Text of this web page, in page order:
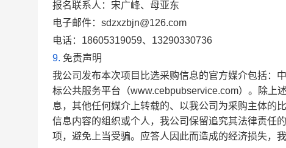
报名联系人：宋广峰、母亚东
电子邮件：sdzxzbjn@126.com
电话：18605319059、13290330736
9. 免责声明
我公司发布本次项目比选采购信息的官方媒介包括：
标公共服务平台（www.cebpubservice.com）。除上
息，其他任何媒介上转载的、以我公司为采购主体的
信息内容的组织或个人，我公司保留追究其法律责任
项，避免上当受骗。应答人因此而造成的经济损失，